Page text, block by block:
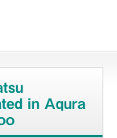
in Aqura